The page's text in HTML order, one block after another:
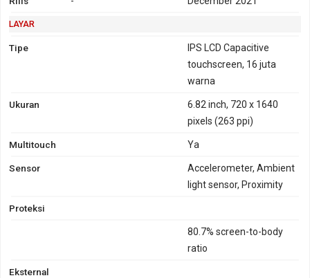
LAYAR
Tipe
IPS LCD Capacitive
touchscreen, 16 juta
warna
Ukuran
6.82 inch, 720 x 1640
pixels (263 ppi)
Multitouch Ya
Sensor
Accelerometer, Ambient
light sensor, Proximity
Proteksi
80.7% screen-to-body
ratio
Eksternal